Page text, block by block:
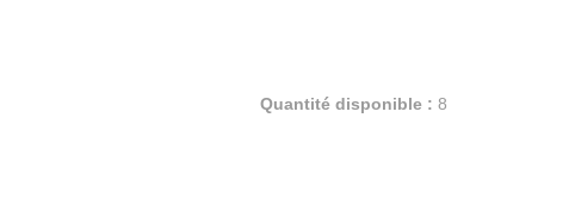
Quantité disponible : 8